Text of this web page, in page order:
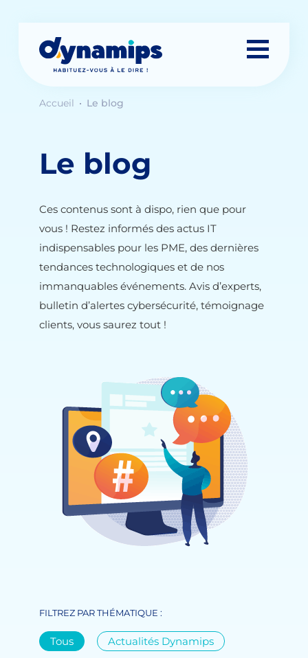
Accueil Le blog
Le blog
Ces contenus sont à dispo, rien que pour
vous ! Restez informés des actus IT
indispensables pour les PME, des dernières
tendances technologiques et de nos
immanquables événements. Avis d’experts,
bulletin d’alertes cybersécurité, témoignage
clients, vous saurez tout !
FILTREZ PAR THÉMATIQUE :
Tous Actualités Dynamips